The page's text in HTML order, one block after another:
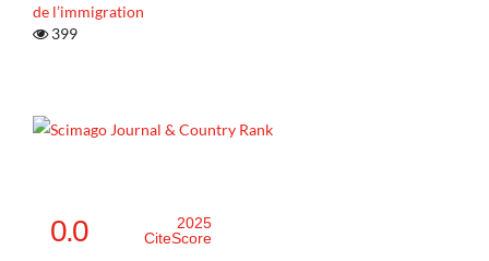
de l’immigration
399
0.0
2025
CiteScore